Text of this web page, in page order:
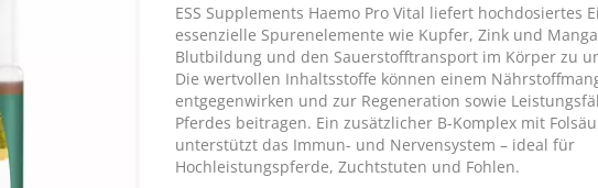
ESS Supplements Haemo Pro Vital liefert hochdosiertes
essenzielle Spurenelemente wie Kupfer, Zink und
Blutbildung und den Sauerstofftransport im Körper zu
Die wertvollen Inhaltsstoffe können einem
entgegenwirken und zur Regeneration sowie
Pferdes beitragen. Ein zusätzlicher B-Komplex mit
unterstützt das Immun- und Nervensystem – ideal für
Hochleistungspferde, Zuchtstuten und Fohlen.